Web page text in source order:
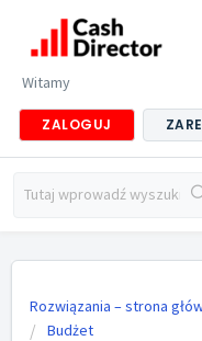
Witamy
ZALOGUJ
Rozwiązania – strona
Budżet